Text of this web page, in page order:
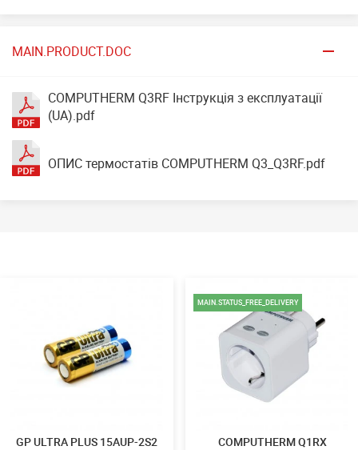
MAIN.PRODUCT.DOC
COMPUTHERM Q3RF Інструкція з експлуатації
(UA).pdf
ОПИС термостатів COMPUTHERM Q3_Q3RF.pdf
GP ULTRA PLUS 15AUP-2S2
MAIN.STATUS_FREE_DELIVERY
COMPUTHERM Q1RX